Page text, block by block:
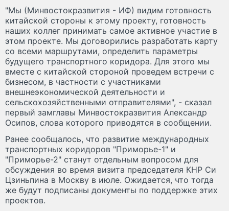
"Мы (Минвостокразвития - ИФ) видим готовность
китайской стороны к этому проекту, готовность
наших коллег принимать самое активное участие в
этом проекте. Мы договорились разработать карту
со всеми маршрутами, определить параметры
будущего транспортного коридора. Для этого мы
вместе с китайской стороной проведем встречи с
бизнесом, в частности с участниками
внешнеэкономической деятельности и
сельскохозяйственными отправителями", - сказал
первый замглавы Минвостокразвития Александр
Осипов, слова которого приводятся в сообщении.
Ранее сообщалось, что развитие международных
транспортных коридоров "Приморье-1" и
"Приморье-2" станут отдельным вопросом для
обсуждения во время визита председателя КНР Си
Цзиньпина в Москву в июле. Ожидается, что тогда
же будут подписаны документы по поддержке этих
проектов.